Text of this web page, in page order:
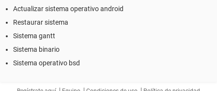
Actualizar sistema operativo android
Restaurar sistema
Sistema gantt
Sistema binario
Sistema operativo bsd